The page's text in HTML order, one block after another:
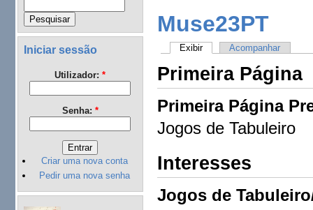
Iniciar sessão
Utilizador: *
Senha: *
Criar uma nova conta
Pedir uma nova senha
Muse23PT
Exibir Acompanhar
Primeira Página
Primeira Página
Jogos de Tabuleiro
Interesses
Jogos de